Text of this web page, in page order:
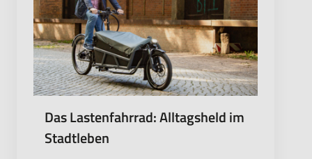
Das Lastenfahrrad: Alltagsheld im
Stadtleben